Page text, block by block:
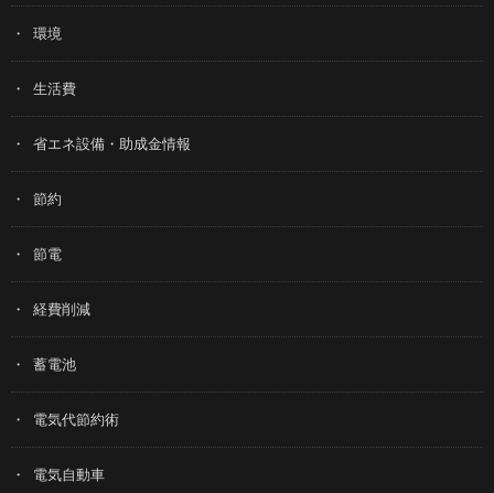
環境
生活費
省エネ設備・助成金情報
節約
節電
経費削減
蓄電池
電気代節約術
電気自動車